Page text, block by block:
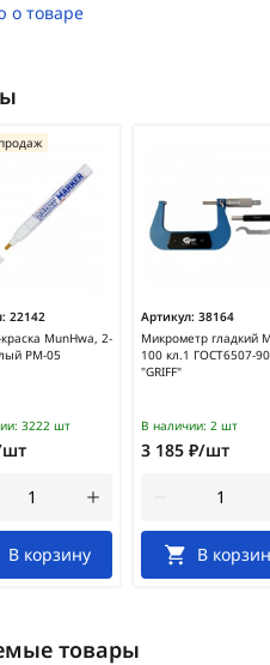
о товаре
22142
MunHwa, 2-
PM-05
3222 шт
шт
В корзину
Артикул: 38164
Микрометр гладкий
100 кл.1 ГОСТ6507-90
"GRIFF"
В наличии: 2 шт
3 185 ₽/шт
В
товары